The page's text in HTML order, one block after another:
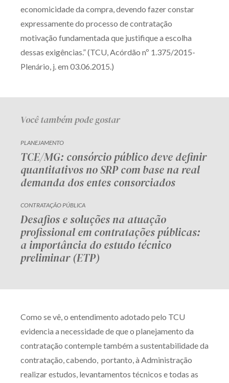
economicidade da compra, devendo fazer constar
expressamente do processo de contratação
motivação fundamentada que justifique a escolha
dessas exigências.” (TCU, Acórdão nº 1.375/2015-
Plenário, j. em 03.06.2015.)
Você também pode gostar
PLANEJAMENTO
TCE/MG: consórcio público deve definir
quantitativos no SRP com base na real
demanda dos entes consorciados
CONTRATAÇÃO PÚBLICA
Desafios e soluções na atuação
profissional em contratações públicas:
a importância do estudo técnico
preliminar (ETP)
Como se vê, o entendimento adotado pelo TCU
evidencia a necessidade de que o planejamento da
contratação contemple também a sustentabilidade da
contratação, cabendo, portanto, à Administração
realizar estudos, levantamentos técnicos e todas as